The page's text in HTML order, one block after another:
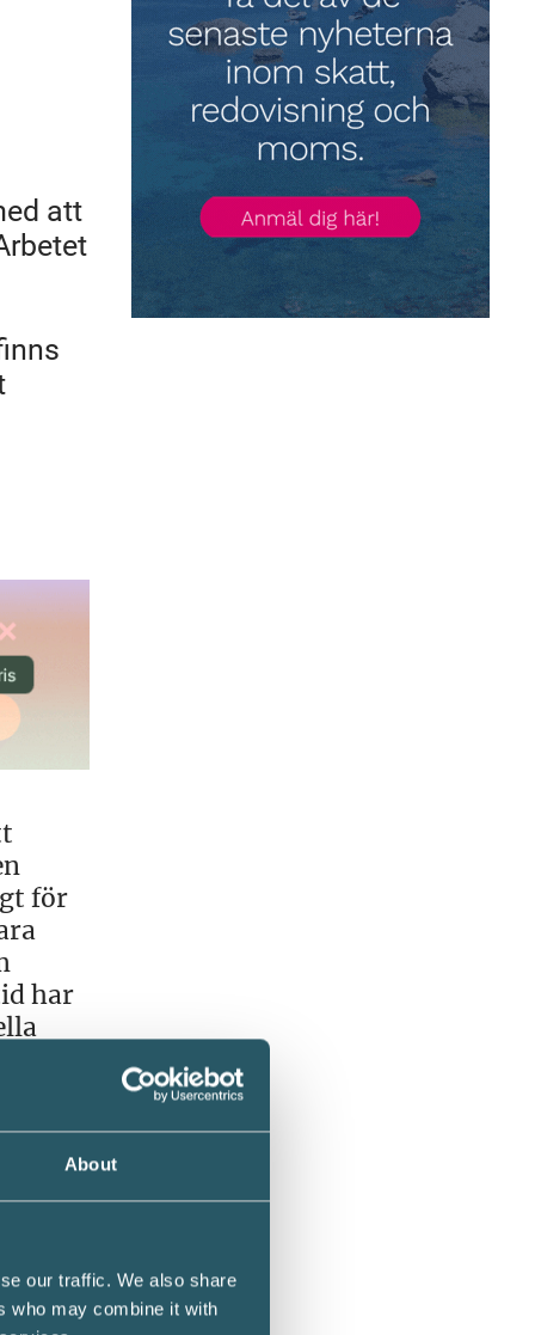
About
our traffic. We also share
who may combine it with
att
för
har
och
på